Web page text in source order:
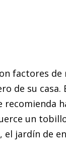
factores de
de su
un
jardín de